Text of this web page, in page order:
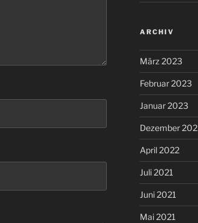
ARCHIV
März 2023
Februar 2023
Januar 2023
Dezember
April 2022
Juli 2021
Juni 2021
Mai 2021